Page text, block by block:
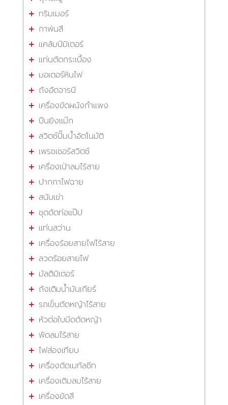
ทริมเมอร์
กาพ่นสี
แคล้มป์มิเตอร์
แท่นตัดกระเบื้อง
มอเตอร์หินไฟ
ถังอัดจารบี
เครื่องขัดผนังกำแพง
ปืนยิงแม๊ก
สวิตซ์ปั๊มน้ำอัตโนมัติ
เพรชเชอร์สวิตซ์
เครื่องเป่าลมไร้สาย
ปากกาไฟฉาย
สนับเข่า
ชุดดัดท่อแป๊ป
แท่นสว่าน
เครื่องร้อยสายไฟไร้สาย
ลวดร้อยสายไฟ
มัลติมิเตอร์
ถังเติมน้ำมันเกียร์
รถเข็นตัดหญ้าไร้สาย
หัวต่อใบมีดตัดหญ้า
พัดลมไร้สาย
ไฟส่องเทียบ
เครื่องตัดเมทัลชีท
เครื่องเติมลมไร้สาย
เครื่องขัดสี